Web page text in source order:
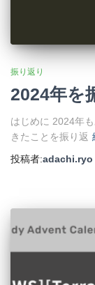
振り返り
2024年を
はじめに 2024年
きたことを振り返
投稿者:adachi.ryo